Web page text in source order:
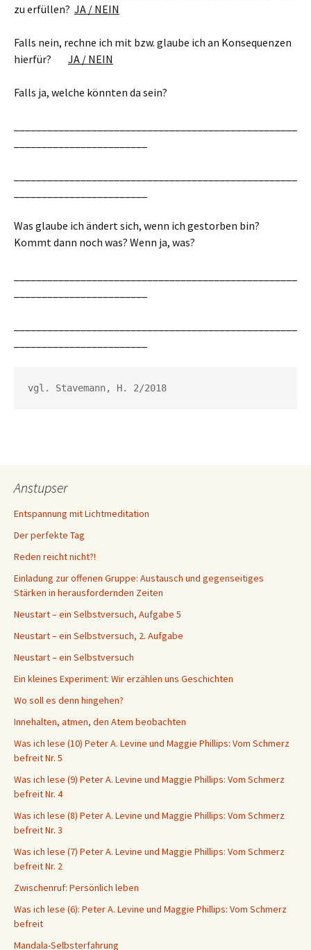
zu erfüllen? JA / NEIN
Falls nein, rechne ich mit bzw. glaube ich an Konsequenzen
hierfür? JA / NEIN
Falls ja, welche könnten da sein?
Was glaube ich ändert sich, wenn ich gestorben bin?
Kommt dann noch was? Wenn ja, was?
vgl. Stavemann, H. 2/2018
Anstupser
Entspannung mit Lichtmeditation
Der perfekte Tag
Reden reicht nicht?!
Einladung zur offenen Gruppe: Austausch und gegenseitiges
Stärken in herausfordernden Zeiten
Neustart – ein Selbstversuch, Aufgabe 5
Neustart – ein Selbstversuch, 2. Aufgabe
Neustart – ein Selbstversuch
Ein kleines Experiment: Wir erzählen uns Geschichten
Wo soll es denn hingehen?
Innehalten, atmen, den Atem beobachten
Was ich lese (10) Peter A. Levine und Maggie Phillips: Vom Schmerz
befreit Nr. 5
Was ich lese (9) Peter A. Levine und Maggie Phillips: Vom Schmerz
befreit Nr. 4
Was ich lese (8) Peter A. Levine und Maggie Phillips: Vom Schmerz
befreit Nr. 3
Was ich lese (7) Peter A. Levine und Maggie Phillips: Vom Schmerz
befreit Nr. 2
Zwischenruf: Persönlich leben
Was ich lese (6): Peter A. Levine und Maggie Phillips: Vom Schmerz
befreit
Mandala-Selbsterfahrung